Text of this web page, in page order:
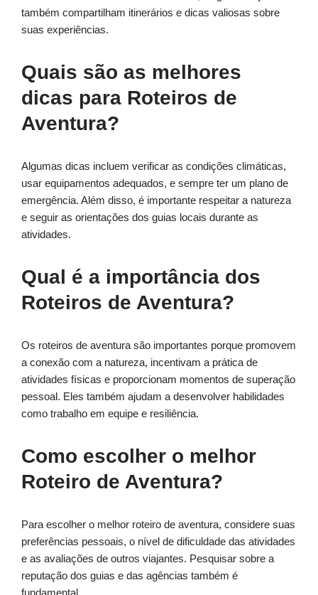
também compartilham itinerários e dicas valiosas sobre
suas experiências.
Quais são as melhores
dicas para Roteiros de
Aventura?
Algumas dicas incluem verificar as condições climáticas,
usar equipamentos adequados, e sempre ter um plano de
emergência. Além disso, é importante respeitar a natureza
e seguir as orientações dos guias locais durante as
atividades.
Qual é a importância dos
Roteiros de Aventura?
Os roteiros de aventura são importantes porque promovem
a conexão com a natureza, incentivam a prática de
atividades físicas e proporcionam momentos de superação
pessoal. Eles também ajudam a desenvolver habilidades
como trabalho em equipe e resiliência.
Como escolher o melhor
Roteiro de Aventura?
Para escolher o melhor roteiro de aventura, considere suas
preferências pessoais, o nível de dificuldade das atividades
e as avaliações de outros viajantes. Pesquisar sobre a
reputação dos guias e das agências também é
fundamental.